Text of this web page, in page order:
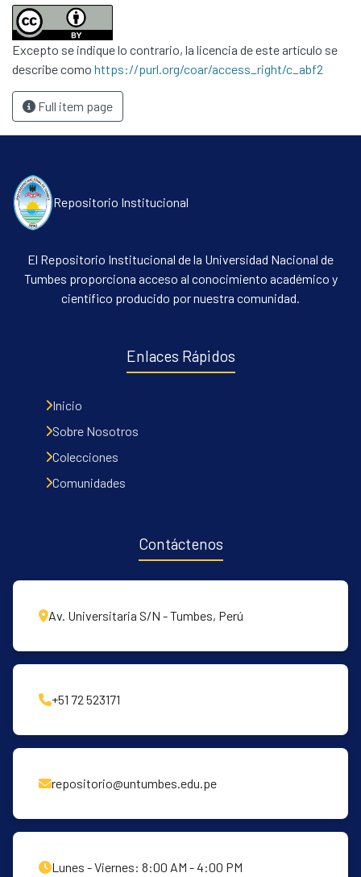
Contacto
Políticas
Excepto se indique lo contrario, la licencia de este artículo se
describe como https://purl.org/coar/access_right/c_abf2
Full item page
Repositorio Institucional
El Repositorio Institucional de la Universidad Nacional de
Tumbes proporciona acceso al conocimiento académico y
científico producido por nuestra comunidad.
Enlaces Rápidos
Inicio
Sobre Nosotros
Colecciones
Comunidades
Contáctenos
Av. Universitaria S/N - Tumbes, Perú
+51 72 523171
repositorio@untumbes.edu.pe
Lunes - Viernes: 8:00 AM - 4:00 PM